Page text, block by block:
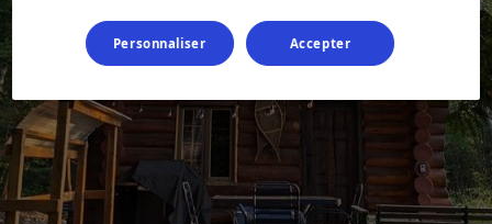
Personnaliser Accepter